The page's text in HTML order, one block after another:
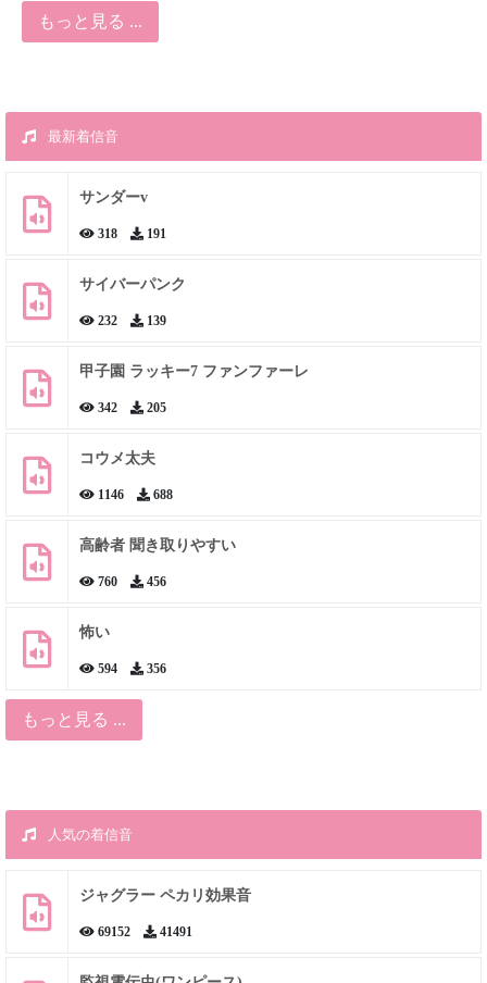
もっと見る ...
最新着信音
サンダーv
318 191
サイバーパンク
232 139
甲子園 ラッキー7 ファンファーレ
342 205
コウメ太夫
1146 688
高齢者 聞き取りやすい
760 456
怖い
594 356
もっと見る ...
人気の着信音
ジャグラー ペカリ効果音
69152 41491